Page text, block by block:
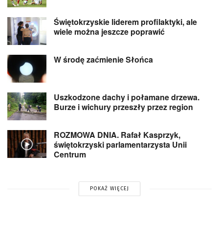
Świętokrzyskie liderem profilaktyki, ale
wiele można jeszcze poprawić
W środę zaćmienie Słońca
Uszkodzone dachy i połamane drzewa.
Burze i wichury przeszły przez region
ROZMOWA DNIA. Rafał Kasprzyk,
świętokrzyski parlamentarzysta Unii
Centrum
POKAŻ WIĘCEJ